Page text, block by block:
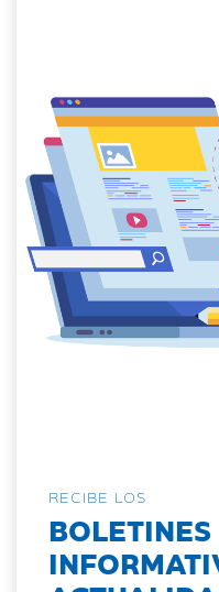
RECIBE LOS
BOLETINES